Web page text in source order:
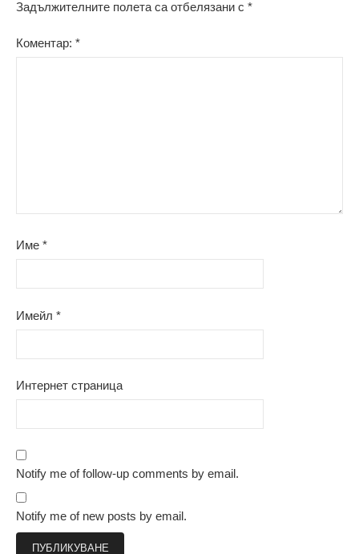
Задължителните полета са отбелязани с *
Коментар: *
Име *
Имейл *
Интернет страница
Notify me of follow-up comments by email.
Notify me of new posts by email.